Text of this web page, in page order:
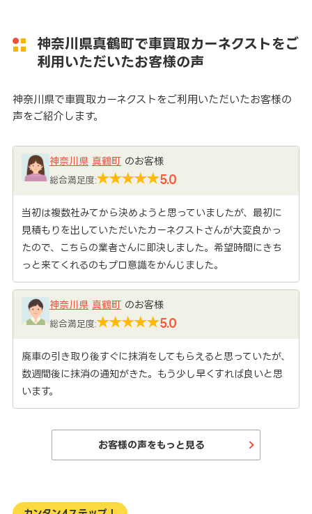
神奈川県真鶴町で車買取カーネクストをご
利用いただいたお客様の声
神奈川県で車買取カーネクストをご利用いただいたお客様の
声をご紹介します。
神奈川県 真鶴町のお客様
総合満足度: 5.0
当初は複数社みてから決めようと思っていましたが、最初に
見積もりを出していただいたカーネクストさんが大変良かっ
たので、こちらの業者さんに即決しました。希望時間にきち
っと来てくれるのもプロ意識をかんじました。
神奈川県 真鶴町のお客様
総合満足度: 5.0
廃車の引き取り後すぐに抹消をしてもらえると思っていたが、
数週間後に抹消の通知がきた。もう少し早くすれば良いと思
います。
お客様の声をもっと見る